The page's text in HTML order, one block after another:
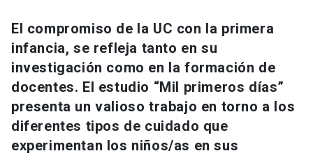
Vinculación
Universidad
Información para keyboard_arrow_down
Futuros estudiantes
Go to english site
El compromiso de la UC con la primera
infancia, se refleja tanto en su
investigación como en la formación de
docentes. El estudio “Mil primeros días”
presenta un valioso trabajo en torno a los
diferentes tipos de cuidado que
experimentan los niños/as en sus